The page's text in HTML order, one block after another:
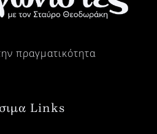
πραγματικότητα
Links